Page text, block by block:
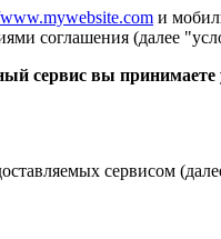
и
соглашения (далее
сервис вы
сервисом